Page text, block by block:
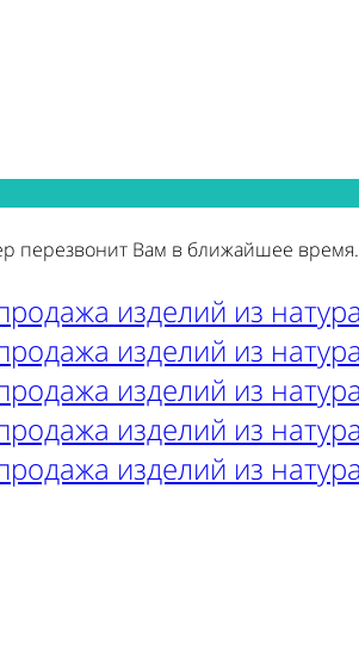
перезвонит Вам в ближайшее время.